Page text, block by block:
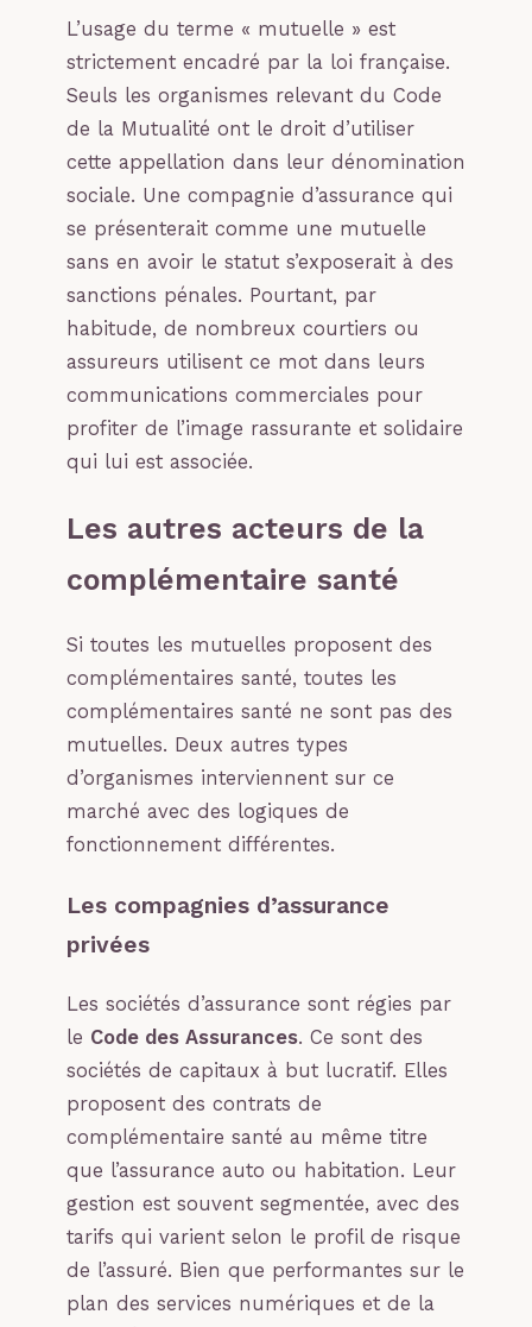
L’usage du terme « mutuelle » est
strictement encadré par la loi française.
Seuls les organismes relevant du Code
de la Mutualité ont le droit d’utiliser
cette appellation dans leur dénomination
sociale. Une compagnie d’assurance qui
se présenterait comme une mutuelle
sans en avoir le statut s’exposerait à des
sanctions pénales. Pourtant, par
habitude, de nombreux courtiers ou
assureurs utilisent ce mot dans leurs
communications commerciales pour
profiter de l’image rassurante et solidaire
qui lui est associée.
Les autres acteurs de la
complémentaire santé
Si toutes les mutuelles proposent des
complémentaires santé, toutes les
complémentaires santé ne sont pas des
mutuelles. Deux autres types
d’organismes interviennent sur ce
marché avec des logiques de
fonctionnement différentes.
Les compagnies d’assurance
privées
Les sociétés d’assurance sont régies par
le Code des Assurances. Ce sont des
sociétés de capitaux à but lucratif. Elles
proposent des contrats de
complémentaire santé au même titre
que l’assurance auto ou habitation. Leur
gestion est souvent segmentée, avec des
tarifs qui varient selon le profil de risque
de l’assuré. Bien que performantes sur le
plan des services numériques et de la